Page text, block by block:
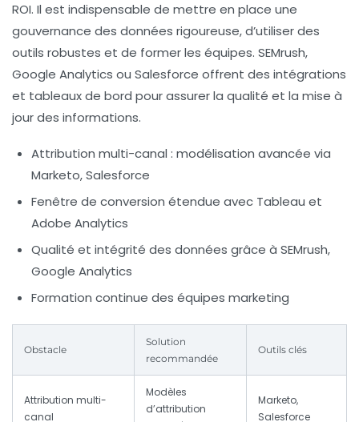
ROI. Il est indispensable de mettre en place une
gouvernance des données rigoureuse, d’utiliser des
outils robustes et de former les équipes. SEMrush,
Google Analytics ou Salesforce offrent des intégrations
et tableaux de bord pour assurer la qualité et la mise à
jour des informations.
Attribution multi-canal : modélisation avancée via
Marketo, Salesforce
Fenêtre de conversion étendue avec Tableau et
Adobe Analytics
Qualité et intégrité des données grâce à SEMrush,
Google Analytics
Formation continue des équipes marketing
Obstacle
Solution
recommandée
Outils clés
Attribution multi-
canal
Modèles
d’attribution
Marketo,
Salesforce